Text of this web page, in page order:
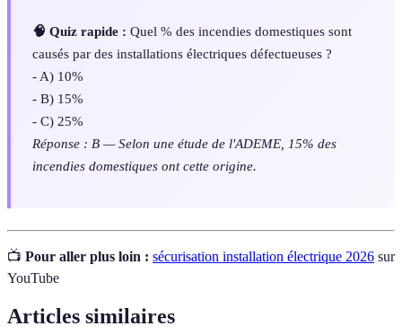
🧠 Quiz rapide : Quel % des incendies domestiques sont
causés par des installations électriques défectueuses ?
- A) 10%
- B) 15%
- C) 25%
Réponse : B — Selon une étude de l'ADEME, 15% des
incendies domestiques ont cette origine.
📺 Pour aller plus loin : sécurisation installation électrique 2026 sur
YouTube
Articles similaires